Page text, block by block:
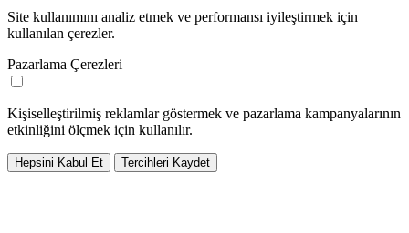
Site kullanımını analiz etmek ve performansı iyileştirmek için
kullanılan çerezler.
Pazarlama Çerezleri
Kişiselleştirilmiş reklamlar göstermek ve pazarlama kampanyalarının
etkinliğini ölçmek için kullanılır.
Hepsini Kabul Et Tercihleri Kaydet